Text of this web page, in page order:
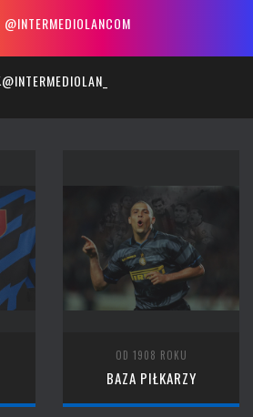
@INTERMEDIOLANCOM
@INTERMEDIOLAN_
OD 1908 ROKU
BAZA PIŁKARZY